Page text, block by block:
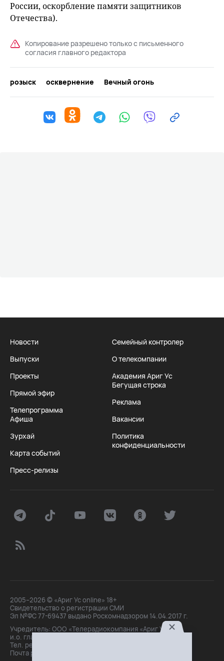
России, оскорбление памяти защитников
Отечества).
Копирование разрешено только с письменного
согласия главного редактора
розыск осквернение Вечный огонь
Новости
Выпуски
Проекты
Прямой эфир
Телепрограмма
Афиша
Зурхай
Карта событий
Пресс-релизы
Семейный контролер
О телекомпании
Академия Ариг Ус
Бегущая строка
Реклама
Вакансии
Политика
конфиденциальности
2005–2026 © «Ариг Ус online» 18+
Свидетельство о регистрации СМИ
Эл №ФС 77-69437 выдано Роскомнадзором 14.04.2017 г.
Учредитель: ООО «Телерадиокомпания «Ариг Ус»,
и.о. главного редактора: Маханова О.Б.
Тел. peдakции: +7(3012)21-30-14,
Почта peдakции: editor@arigus.tv